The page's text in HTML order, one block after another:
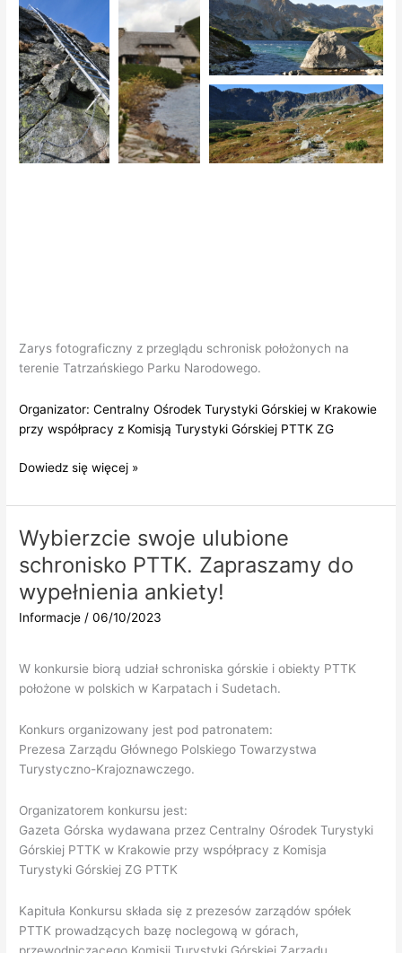
Zarys fotograficzny z przeglądu schronisk położonych na
terenie Tatrzańskiego Parku Narodowego.
Organizator: Centralny Ośrodek Turystyki Górskiej w Krakowie
przy współpracy z Komisją Turystyki Górskiej PTTK ZG
Przegląd
schronisk
konkursu
na
„Najlepszy
Górski
Obiekt
PTTK”
Dowiedz się więcej »
Wybierzcie swoje ulubione
schronisko PTTK. Zapraszamy do
wypełnienia ankiety!
Informacje /06/10/2023
W konkursie biorą udział schroniska górskie i obiekty PTTK
położone w polskich w Karpatach i Sudetach.
Konkurs organizowany jest pod patronatem:
Prezesa Zarządu Głównego Polskiego Towarzystwa
Turystyczno-Krajoznawczego.
Organizatorem konkursu jest:
Gazeta Górska wydawana przez Centralny Ośrodek Turystyki
Górskiej PTTK w Krakowie przy współpracy z Komisja
Turystyki Górskiej ZG PTTK
Kapituła Konkursu składa się z prezesów zarządów spółek
PTTK prowadzących bazę noclegową w górach,